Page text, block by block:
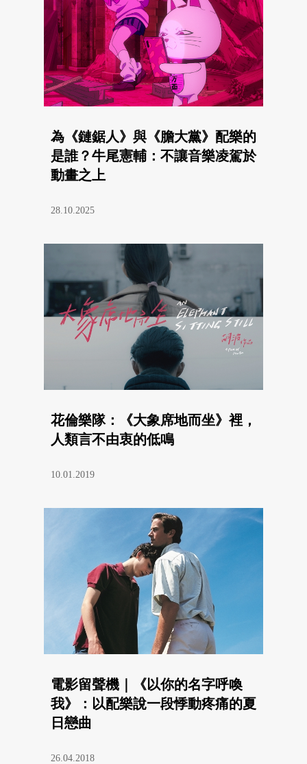
為《鏈鋸人》與《膽大黨》配樂的
是誰？牛尾憲輔：不讓音樂凌駕於
動畫之上
28.10.2025
花倫樂隊：《大象席地而坐》裡，
人類言不由衷的低鳴
10.01.2019
電影留聲機｜《以你的名字呼喚
我》：以配樂說一段悸動疼痛的夏
日戀曲
26.04.2018